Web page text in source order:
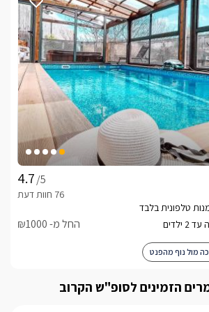
ראשית נתחיל בעיר צפת הקסומה והמושבה הציוריות ראש פינה
שנמצאות במרחק נסיעה קצר, בנוסף אזור הגליל העליון מציע שלל
אטרקציות שטח מדליקות כמו טיולי ג'יפים, רייזרים וטיולי רכיבה על
תוכלו לנסוע ולעשות רפטינג בנהר הירדן או ספורט ימי בכנרת,
בסמוך לישוב נמצא מתחם ובו תוכלו למצוא מיני גולף בטבע ופינות
יצירה לילדים, עוד במרחק קצר תמצאו פיינטבול להרפתקנים
בואו ליהנות ממתחם יוקרתי ומפנק שנהנה ממיקום מושלם לטיולים
הזמנה -לחצו כאן
/5
החל מ- ₪1000
מול נוף מהפנט
הזמינים לסופ"ש הקרוב